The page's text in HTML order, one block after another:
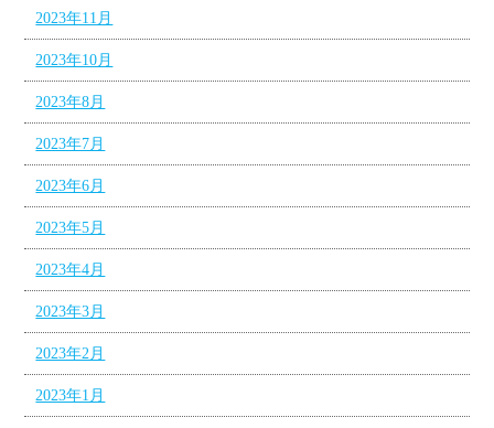
2023年11月
2023年10月
2023年8月
2023年7月
2023年6月
2023年5月
2023年4月
2023年3月
2023年2月
2023年1月